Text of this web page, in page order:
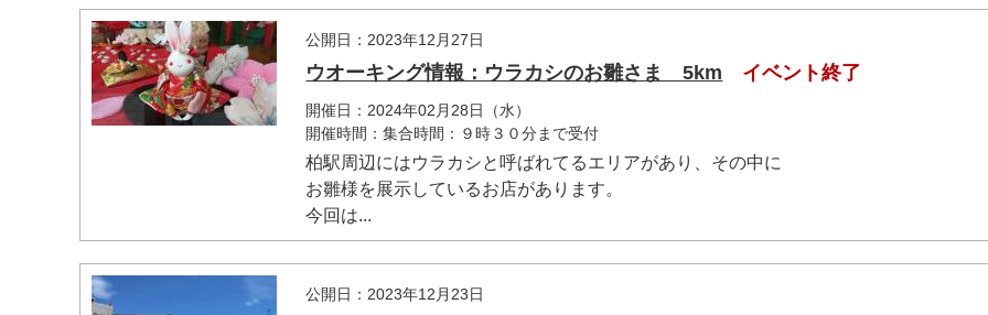
公開日：2023年12月27日
ウオーキング情報：ウラカシのお雛さま 5km イベント終了
開催日：2024年02月28日（水）
開催時間：集合時間：９時３０分まで受付
柏駅周辺にはウラカシと呼ばれてるエリアがあり、その中に
お雛様を展示しているお店があります。
今回は...
公開日：2023年12月23日